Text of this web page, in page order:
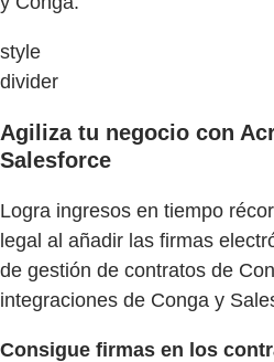
style
divider
Agiliza tu negocio con
Salesforce
Logra ingresos en tiempo
legal al añadir las firmas
de gestión de contratos de
integraciones de Conga y
Consigue firmas en los